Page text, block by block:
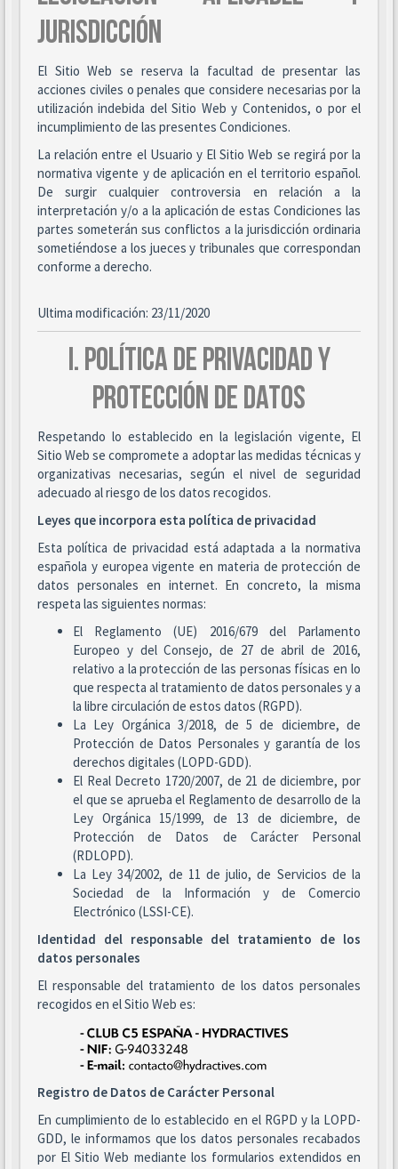
JURISDICCIÓN
El Sitio Web se reserva la facultad de presentar las
acciones civiles o penales que considere necesarias por la
utilización indebida del Sitio Web y Contenidos, o por el
incumplimiento de las presentes Condiciones.
La relación entre el Usuario y El Sitio Web se regirá por la
normativa vigente y de aplicación en el territorio español.
De surgir cualquier controversia en relación a la
interpretación y/o a la aplicación de estas Condiciones las
partes someterán sus conflictos a la jurisdicción ordinaria
sometiéndose a los jueces y tribunales que correspondan
conforme a derecho.
Ultima modificación: 23/11/2020
I. POLÍTICA DE PRIVACIDAD Y
PROTECCIÓN DE DATOS
Respetando lo establecido en la legislación vigente, El
Sitio Web se compromete a adoptar las medidas técnicas y
organizativas necesarias, según el nivel de seguridad
adecuado al riesgo de los datos recogidos.
Leyes que incorpora esta política de privacidad
Esta política de privacidad está adaptada a la normativa
española y europea vigente en materia de protección de
datos personales en internet. En concreto, la misma
respeta las siguientes normas:
El Reglamento (UE) 2016/679 del Parlamento
Europeo y del Consejo, de 27 de abril de 2016,
relativo a la protección de las personas físicas en lo
que respecta al tratamiento de datos personales y a
la libre circulación de estos datos (RGPD).
La Ley Orgánica 3/2018, de 5 de diciembre, de
Protección de Datos Personales y garantía de los
derechos digitales (LOPD-GDD).
El Real Decreto 1720/2007, de 21 de diciembre, por
el que se aprueba el Reglamento de desarrollo de la
Ley Orgánica 15/1999, de 13 de diciembre, de
Protección de Datos de Carácter Personal
(RDLOPD).
La Ley 34/2002, de 11 de julio, de Servicios de la
Sociedad de la Información y de Comercio
Electrónico (LSSI-CE).
Identidad del responsable del tratamiento de los
datos personales
El responsable del tratamiento de los datos personales
recogidos en el Sitio Web es:
Registro de Datos de Carácter Personal
En cumplimiento de lo establecido en el RGPD y la LOPD-
GDD, le informamos que los datos personales recabados
por El Sitio Web mediante los formularios extendidos en